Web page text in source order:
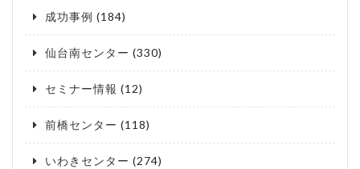
成功事例 (184)
仙台南センター (330)
セミナー情報 (12)
前橋センター (118)
いわきセンター (274)